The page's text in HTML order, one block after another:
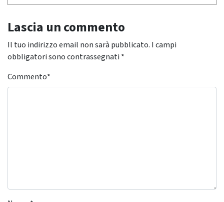
Lascia un commento
Il tuo indirizzo email non sarà pubblicato. I campi
obbligatori sono contrassegnati *
Commento*